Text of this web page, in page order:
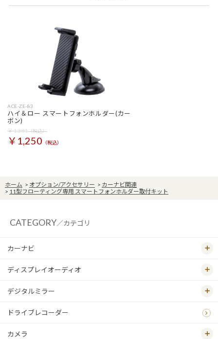
ACE-ZE-83
ハイ＆ロー スマートフォンホルダー(カー
ボン)
￥1,381（税込）
￥1,250 （税込）
ホーム > オプション/アクセサリー > カーナビ関連
> 11型フローティング専用 スマートフォンホルダー取付キット
CATEGORY／カテゴリ
カーナビ
ディスプレイオーディオ
デジタルミラー
ドライブレコーダー
カメラ